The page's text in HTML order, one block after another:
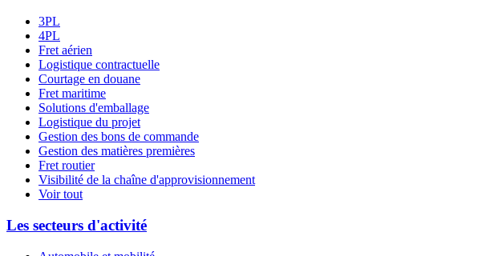
3PL
4PL
Fret aérien
Logistique contractuelle
Courtage en douane
Fret maritime
Solutions d'emballage
Logistique du projet
Gestion des bons de commande
Gestion des matières premières
Fret routier
Visibilité de la chaîne d'approvisionnement
Voir tout
Les secteurs d'activité